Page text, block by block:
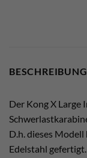
BESCHREIBUNG
Der Kong X Large
D.h. dieses
Edelstahl gefertigt.